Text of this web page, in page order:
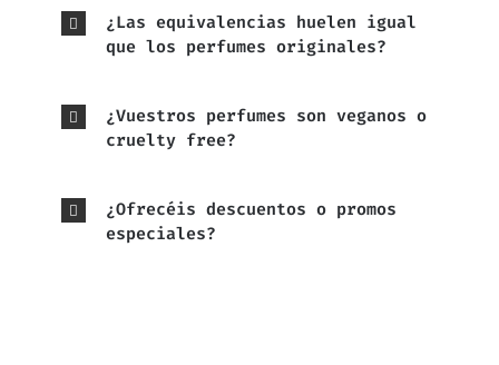
¿Las equivalencias huelen igual
que los perfumes originales?
¿Vuestros perfumes son veganos o
cruelty free?
¿Ofrecéis descuentos o promos
especiales?